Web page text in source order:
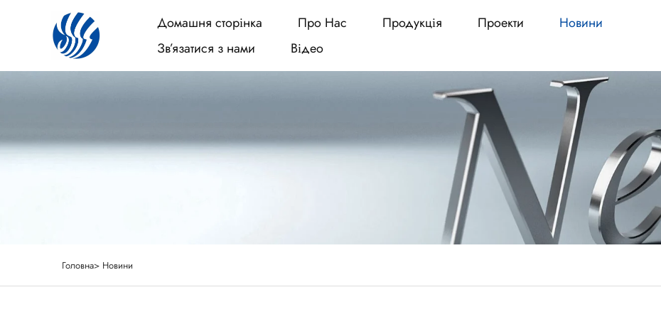
Домашня сторінка Про Нас Продукція Проекти
Новини
Зв’язатися з нами
Відео
Головна> Новини